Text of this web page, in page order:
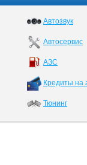
Автозвук
Автосервис
АЗС
Кредиты на
Тюнинг